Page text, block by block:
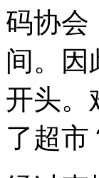
码协会
间。因
开头。
了超市